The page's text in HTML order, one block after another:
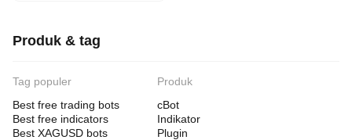
Produk & tag
Tag populer
Best free trading bots
Best free indicators
Best XAGUSD bots
Produk
cBot
Indikator
Plugin